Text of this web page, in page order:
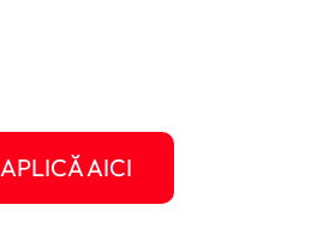
APLICĂ AICI